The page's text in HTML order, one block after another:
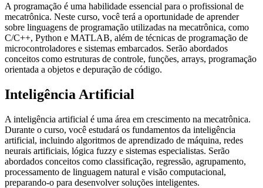
A programação é uma habilidade essencial para o profissional de
mecatrônica. Neste curso, você terá a oportunidade de aprender
sobre linguagens de programação utilizadas na mecatrônica, como
C/C++, Python e MATLAB, além de técnicas de programação de
microcontroladores e sistemas embarcados. Serão abordados
conceitos como estruturas de controle, funções, arrays, programação
orientada a objetos e depuração de código.
Inteligência Artificial
A inteligência artificial é uma área em crescimento na mecatrônica.
Durante o curso, você estudará os fundamentos da inteligência
artificial, incluindo algoritmos de aprendizado de máquina, redes
neurais artificiais, lógica fuzzy e sistemas especialistas. Serão
abordados conceitos como classificação, regressão, agrupamento,
processamento de linguagem natural e visão computacional,
preparando-o para desenvolver soluções inteligentes.